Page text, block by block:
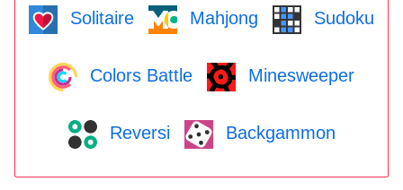
Solitaire Mahjong Sudoku
Colors Battle Minesweeper
Reversi Backgammon